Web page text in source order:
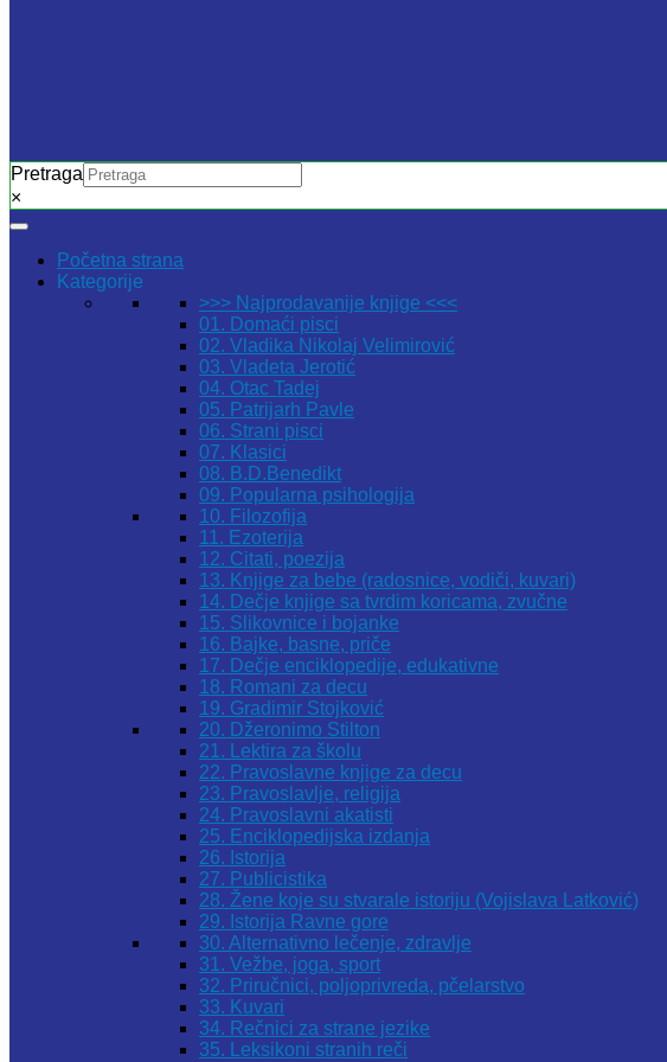
Pretraga
×
Početna strana
Kategorije
>>> Najprodavanije knjige <<<
01. Domaći pisci
02. Vladika Nikolaj Velimirović
03. Vladeta Jerotić
04. Otac Tadej
05. Patrijarh Pavle
06. Strani pisci
07. Klasici
08. B.D.Benedikt
09. Popularna psihologija
10. Filozofija
11. Ezoterija
12. Citati, poezija
13. Knjige za bebe (radosnice, vodiči, kuvari)
14. Dečje knjige sa tvrdim koricama, zvučne
15. Slikovnice i bojanke
16. Bajke, basne, priče
17. Dečje enciklopedije, edukativne
18. Romani za decu
19. Gradimir Stojković
20. Džeronimo Stilton
21. Lektira za školu
22. Pravoslavne knjige za decu
23. Pravoslavlje, religija
24. Pravoslavni akatisti
25. Enciklopedijska izdanja
26. Istorija
27. Publicistika
28. Žene koje su stvarale istoriju (Vojislava Latković)
29. Istorija Ravne gore
30. Alternativno lečenje, zdravlje
31. Vežbe, joga, sport
32. Priručnici, poljoprivreda, pčelarstvo
33. Kuvari
34. Rečnici za strane jezike
35. Leksikoni stranih reči